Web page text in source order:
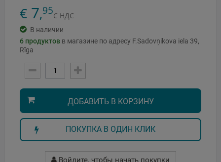
€ 7,95С НДС
В наличии
6 продуктов в магазине по адресу F.Sadovņikova iela 39,
Rīga
ДОБАВИТЬ В КОРЗИНУ
ПОКУПКА В ОДИН КЛИК
Войдите, чтобы начать покупки